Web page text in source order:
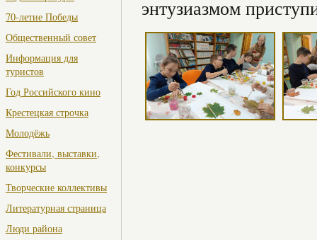
70-летие Победы
Общественный совет
Информация для
туристов
Год Российского кино
Крестецкая строчка
Молодёжь
Фестивали, выставки,
конкурсы
Творческие коллективы
Литературная страница
Люди района
энтузиазмом